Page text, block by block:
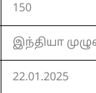
150
இந்தியா
22.01.2025